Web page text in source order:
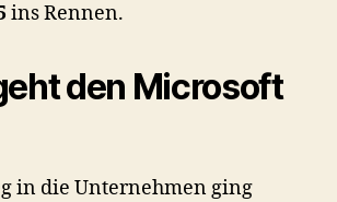
ins Rennen.
den Microsoft
in die Unternehmen ging